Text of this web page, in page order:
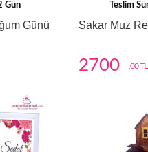
Gün
Günü
Teslim
Sakar Muz
2700 ,00 TL